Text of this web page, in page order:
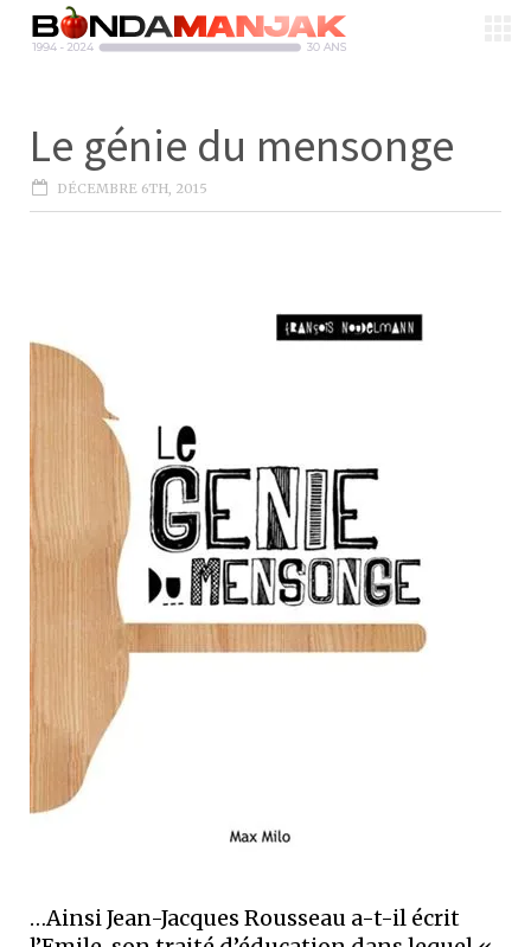
Le génie du mensonge
DÉCEMBRE 6TH, 2015
…Ainsi Jean-Jacques Rousseau a-t-il écrit